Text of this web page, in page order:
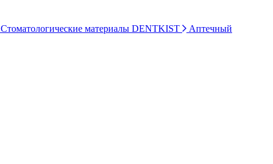
Стоматологические материалы DENTKIST
Аптечный